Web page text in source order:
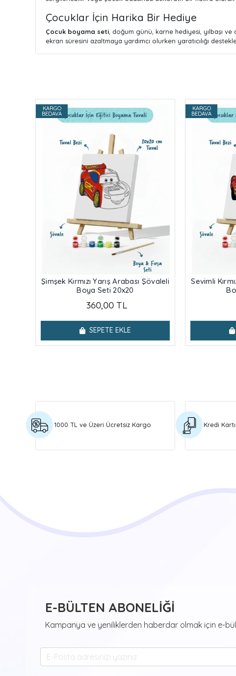
Çocuklar İçin Harika Bir Hediye
Çocuk boyama seti , doğum günü, karne hediyesi, yılbaşı
ekran süresini azaltmaya yardımcı olurken yaratıcılığı
KARGO
BEDAVA
Şimşek Kırmızı Yarış Arabası Şövaleli
Boya Seti 20x20
360,00 TL
SEPETE EKLE
KARGO
BEDAVA
Sevimli
1000 TL ve Üzeri Ücretsiz Kargo Kredi
E-BÜLTEN ABONELİĞİ
Kampanya ve yeniliklerden haberdar olmak için e-